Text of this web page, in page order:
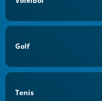
Golf
Tenis